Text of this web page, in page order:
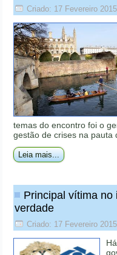
Criado: 17 Fevereiro 2015
temas do encontro foi o
gestão de crises na pauta
Leia mais...
Principal vítima no
verdade
Criado: 17 Fevereiro 2015